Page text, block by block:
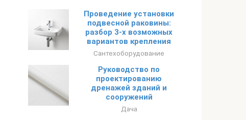
Проведение установки
подвесной раковины:
разбор 3-х возможных
вариантов крепления
Сантехоборудование
Руководство по
проектированию
дренажей зданий и
сооружений
Дача